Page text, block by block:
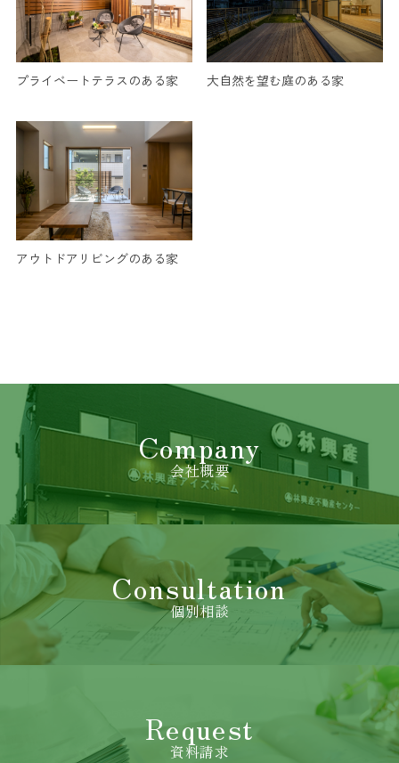
プライベートテラスのある家 大自然を望む庭のある家
アウトドアリビングのある家
Company
会社概要
Consultation
個別相談
Request
資料請求